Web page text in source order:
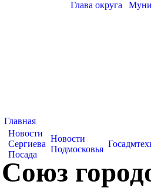
Глава округа
Главная
Новости
Сергиева
Посада
Новости
Подмосковья
Союз